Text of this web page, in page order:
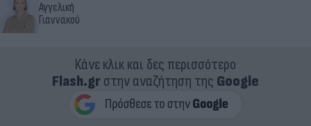
Αγγελική
Γιαννακού
Κάνε κλικ και δες περισσότερο
Flash.grστην αναζήτηση της Google